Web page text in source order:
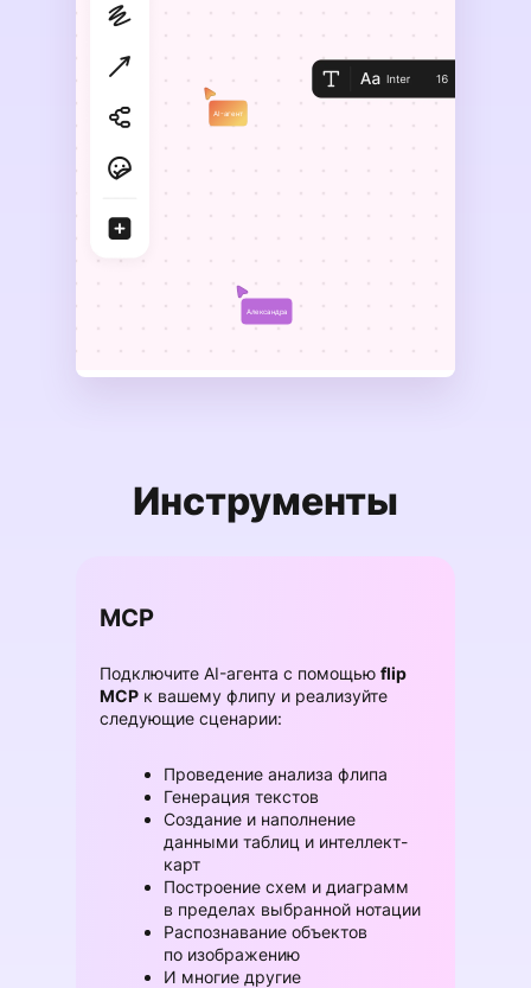
AI-агент
Инструменты
MCP
Подключите AI-агента с помощью flip
MCP к вашему флипу и реализуйте
следующие сценарии:
Проведение анализа флипа
Генерация текстов
Создание и наполнение
данными таблиц и интеллект-
карт
Построение схем и диаграмм
в пределах выбранной нотации
Распознавание объектов
по изображению
И многие другие